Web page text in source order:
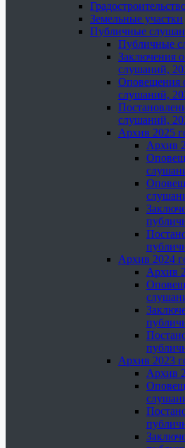
Земельные участки
Публичные
Публичные
Заключения
слушаний,
Оповещения
слушаний,
слушаний,
Архив 2025
Архив
Архив 2024
Архив
Архив 2023
Архив